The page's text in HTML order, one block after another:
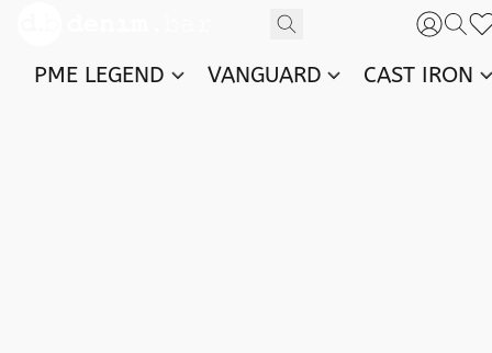
PME LEGEND VANGUARD CAST IRON